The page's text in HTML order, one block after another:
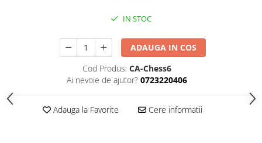
Sah Magnetic India
Set Sah + Table/backgammon
Seturi Sah
Ceasuri De Sah Digitale
IN STOC
ADAUGA IN COS
Cod Produs: CA-Chess6
Ai nevoie de ajutor? 0723220406
Adauga la Favorite Cere informatii